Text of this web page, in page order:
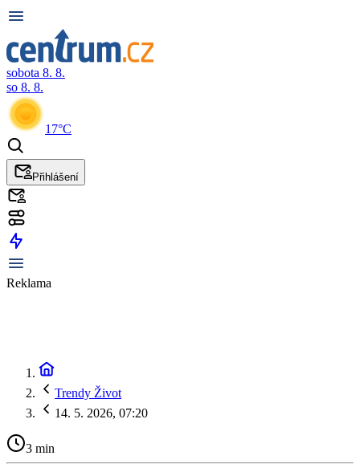
sobota 8. 8.
so 8. 8.
17°C
Přihlášení
Reklama
Trendy Život
14. 5. 2026, 07:20
3 min